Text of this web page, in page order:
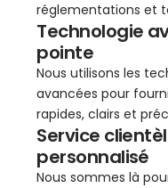
réglementations et
Technologie
pointe
Nous utilisons les
avancées pour
rapides, clairs et
Service
personnalisé
Nous sommes là